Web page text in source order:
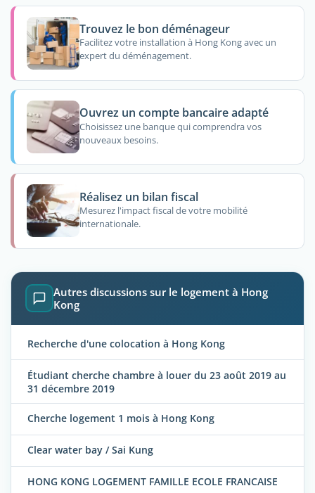
Trouvez le bon déménageur
Facilitez votre installation à Hong Kong avec un
expert du déménagement.
Ouvrez un compte bancaire adapté
Choisissez une banque qui comprendra vos
nouveaux besoins.
Réalisez un bilan fiscal
Mesurez l'impact fiscal de votre mobilité
internationale.
Autres discussions sur le logement à Hong
Kong
Recherche d'une colocation à Hong Kong
Étudiant cherche chambre à louer du 23 août 2019 au
31 décembre 2019
Cherche logement 1 mois à Hong Kong
Clear water bay / Sai Kung
HONG KONG LOGEMENT FAMILLE ECOLE FRANCAISE